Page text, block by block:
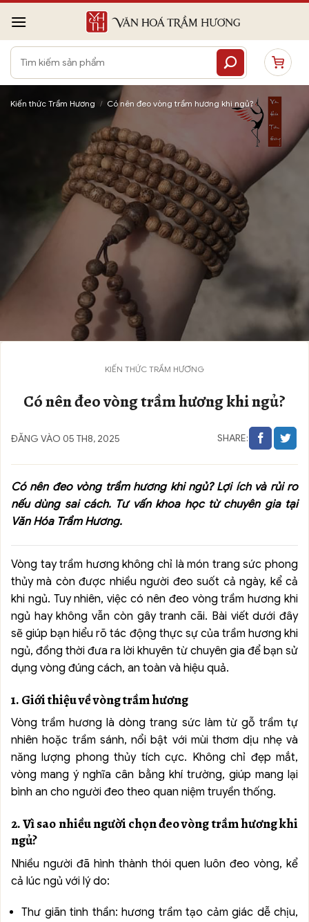
qua
nội
dung
Tìm
Kiến thức Trầm Hương / Có nên đeo vòng trầm hương khi ngủ?
KIẾN THỨC TRẦM HƯƠNG
Có nên đeo vòng trầm hương khi ngủ?
ĐĂNG VÀO 05 TH8, 2025 SHARE:
Có nên đeo vòng trầm hương khi ngủ? Lợi ích và rủi ro
nếu dùng sai cách. Tư vấn khoa học từ chuyên gia tại
Văn Hóa Trầm Hương.
Vòng tay trầm hương không chỉ là món trang sức phong
thủy mà còn được nhiều người đeo suốt cả ngày, kể cả
khi ngủ. Tuy nhiên, việc có nên đeo vòng trầm hương khi
ngủ hay không vẫn còn gây tranh cãi. Bài viết dưới đây
sẽ giúp bạn hiểu rõ tác động thực sự của trầm hương khi
ngủ, đồng thời đưa ra lời khuyên từ chuyên gia để bạn sử
dụng vòng đúng cách, an toàn và hiệu quả.
1. Giới thiệu về vòng trầm hương
Vòng trầm hương là dòng trang sức làm từ gỗ trầm tự
nhiên hoặc trầm sánh, nổi bật với mùi thơm dịu nhẹ và
năng lượng phong thủy tích cực. Không chỉ đẹp mắt,
vòng mang ý nghĩa cân bằng khí trường, giúp mang lại
bình an cho người đeo theo quan niệm truyền thống.
2. Vì sao nhiều người chọn đeo vòng trầm hương khi
ngủ?
Nhiều người đã hình thành thói quen luôn đeo vòng, kể
cả lúc ngủ với lý do:
Thư giãn tinh thần: hương trầm tạo cảm giác dễ chịu,